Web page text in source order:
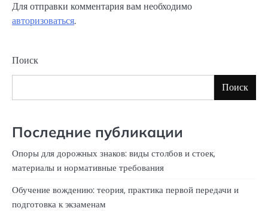
Для отправки комментария вам необходимо
авторизоваться.
Поиск
Поиск
Последние публикации
Опоры для дорожных знаков: виды столбов и стоек,
материалы и нормативные требования
Обучение вождению: теория, практика первой передачи и
подготовка к экзаменам